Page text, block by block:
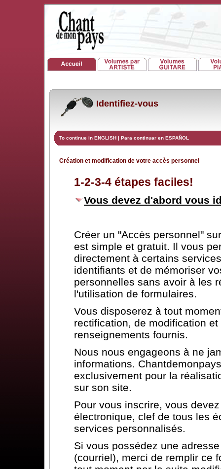
Identifiez-vous
To continue in ENGLISH | Para continuar en ESPAÑOL
Création et modification de votre accès personnel
1-2-3-4 étapes faciles!
Vous devez d'abord vous
Créer un "Accès personnel"
est simple et gratuit. Il vous
directement à certains
identifiants et de mémoriser
personnelles sans avoir à les
l'utilisation de formulaires.
Vous disposerez à tout
rectification, de modification
renseignements fournis.
Nous nous engageons à ne
informations.
exclusivement pour la
sur son site.
Pour vous inscrire, vous
électronique, clef de tous les
services personnalisés.
Si vous possédez une
(courriel), merci de remplir ce